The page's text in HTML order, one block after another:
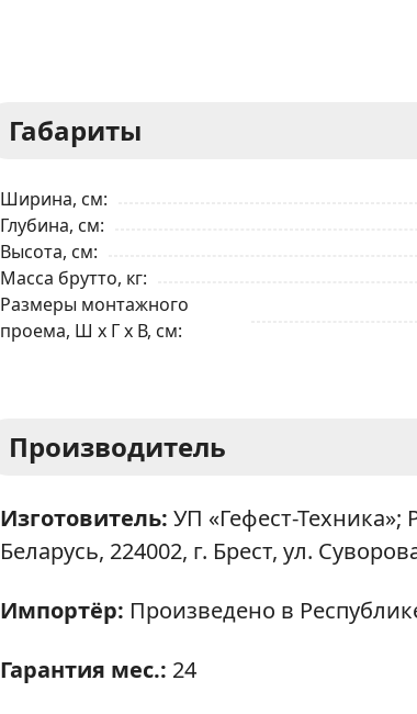
Габариты
Ширина, см
Глубина, см
Высота, см
Масса брутто, кг
Размеры монтажного
проема, Ш x Г x В, см
Производитель
Изготовитель: УП «Гефест-Техника»;
Беларусь, 224002, г. Брест, ул.
Импортёр: Произведено в
Гарантия мес.: 24